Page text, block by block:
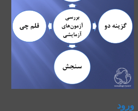
ورود